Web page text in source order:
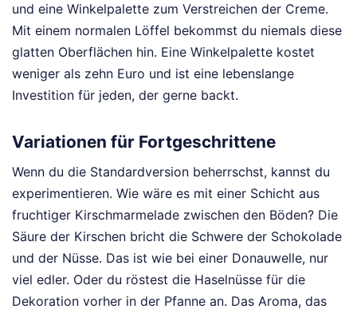
und eine Winkelpalette zum Verstreichen der Creme.
Mit einem normalen Löffel bekommst du niemals diese
glatten Oberflächen hin. Eine Winkelpalette kostet
weniger als zehn Euro und ist eine lebenslange
Investition für jeden, der gerne backt.
Variationen für Fortgeschrittene
Wenn du die Standardversion beherrschst, kannst du
experimentieren. Wie wäre es mit einer Schicht aus
fruchtiger Kirschmarmelade zwischen den Böden? Die
Säure der Kirschen bricht die Schwere der Schokolade
und der Nüsse. Das ist wie bei einer Donauwelle, nur
viel edler. Oder du röstest die Haselnüsse für die
Dekoration vorher in der Pfanne an. Das Aroma, das